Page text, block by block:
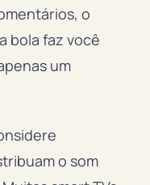
o
bola faz você
um
o som